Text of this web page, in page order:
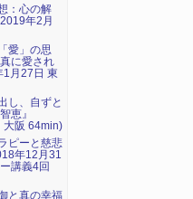
：心の解
年2月
愛」の思
に愛され
1月27日 東
し、自ずと
恵』
大阪 64min)
ピーと慈悲
年12月31
講義4回
と真の幸福